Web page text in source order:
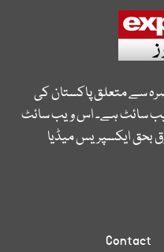
سے متعلق پاکستان کی
سائٹ ہے۔ اس ویب سائٹ
بحق ایکسپریس میڈیا
Contact